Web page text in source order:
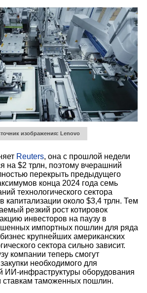
изображения: Lenovo
Reuters, она с прошлой недели
на $2 трлн, поэтому вчерашний
перекрыть предыдущего
конца 2024 года семь
технологического сектора
капитализации около $3,4 трлн. Тем
резкий рост котировок
инвесторов на паузу в
импортных пошлин для ряда
крупнейших американских
сектора сильно зависит.
компании теперь смогут
необходимого для
ИИ-инфраструктуры оборудования
таможенных пошлин.